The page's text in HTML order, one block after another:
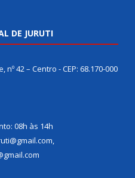
DE JURUTI
nº 42 – Centro - CEP: 68.170-000
08h às 14h